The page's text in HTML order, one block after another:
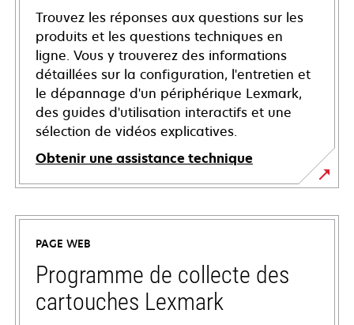
Trouvez les réponses aux questions sur les
produits et les questions techniques en
ligne. Vous y trouverez des informations
détaillées sur la configuration, l'entretien et
le dépannage d'un périphérique Lexmark,
des guides d'utilisation interactifs et une
sélection de vidéos explicatives.
Obtenir une assistance technique
s’ouvre
dans
nouvel
onglet
PAGE WEB
Programme de collecte des
cartouches Lexmark